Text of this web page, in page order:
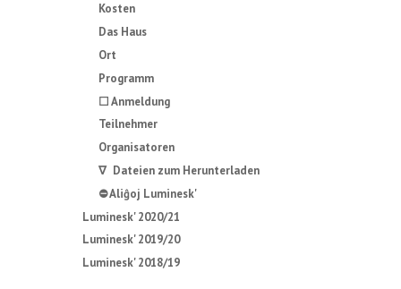
Kosten
Das Haus
Ort
Programm
☐ Anmeldung
Teilnehmer
Organisatoren
∇ Dateien zum Herunterladen
⛔ Aliĝoj Luminesk'
Luminesk' 2020/21
Luminesk' 2019/20
Luminesk' 2018/19